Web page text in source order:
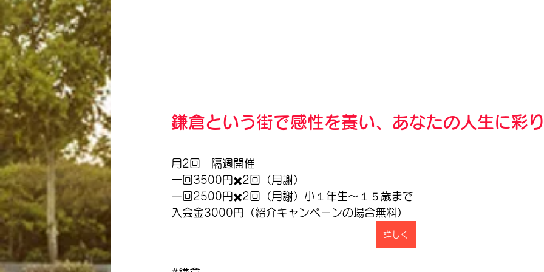
鎌倉という街で感性を養い、あなたの人生に彩
月2回　隔週開催
一回3500円✖️2回（月謝）
一回2500円✖️2回（月謝）小１年生〜１５歳まで
入会金3000円（紹介キャンペーンの場合無料）
詳しく